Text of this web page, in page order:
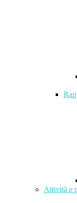
Attività e